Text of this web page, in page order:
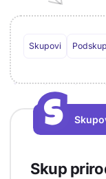
Skupovi Podskup
S
S
Skup